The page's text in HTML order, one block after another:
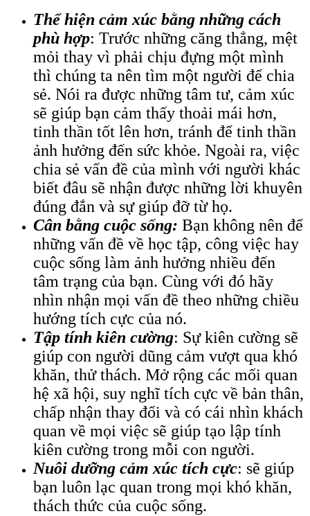
Thể hiện cảm xúc bằng những cách
phù hợp: Trước những căng thẳng, mệt
mỏi thay vì phải chịu đựng một mình
thì chúng ta nên tìm một người để chia
sẻ. Nói ra được những tâm tư, cảm xúc
sẽ giúp bạn cảm thấy thoải mái hơn,
tinh thần tốt lên hơn, tránh để tinh thần
ảnh hưởng đến sức khỏe. Ngoài ra, việc
chia sẻ vấn đề của mình với người khác
biết đâu sẽ nhận được những lời khuyên
đúng đắn và sự giúp đỡ từ họ.
Cân bằng cuộc sống: Bạn không nên để
những vấn đề về học tập, công việc hay
cuộc sống làm ảnh hưởng nhiều đến
tâm trạng của bạn. Cùng với đó hãy
nhìn nhận mọi vấn đề theo những chiều
hướng tích cực của nó.
Tập tính kiên cường: Sự kiên cường sẽ
giúp con người dũng cảm vượt qua khó
khăn, thử thách. Mở rộng các mối quan
hệ xã hội, suy nghĩ tích cực về bản thân,
chấp nhận thay đổi và có cái nhìn khách
quan về mọi việc sẽ giúp tạo lập tính
kiên cường trong mỗi con người.
Nuôi dưỡng cảm xúc tích cực: sẽ giúp
bạn luôn lạc quan trong mọi khó khăn,
thách thức của cuộc sống.